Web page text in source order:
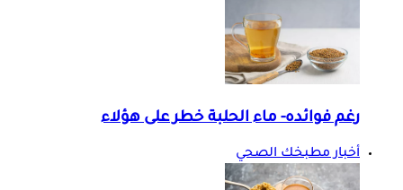
رغم فوائده- ماء الحلبة خطر على هؤلاء
أخبار مطبخك الصحي